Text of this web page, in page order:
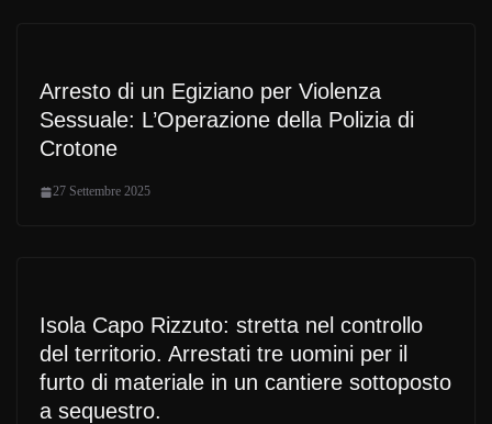
Arresto di un Egiziano per Violenza
Sessuale: L’Operazione della Polizia di
Crotone
27 Settembre 2025
Isola Capo Rizzuto: stretta nel controllo
del territorio. Arrestati tre uomini per il
furto di materiale in un cantiere sottoposto
a sequestro.